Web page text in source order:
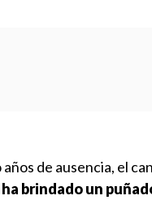
de ausencia, el
brindado un